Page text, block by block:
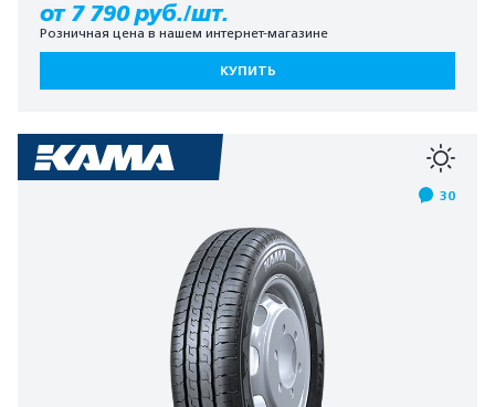
от 7 790 руб./шт.
Розничная цена в нашем интернет-магазине
КУПИТЬ
30